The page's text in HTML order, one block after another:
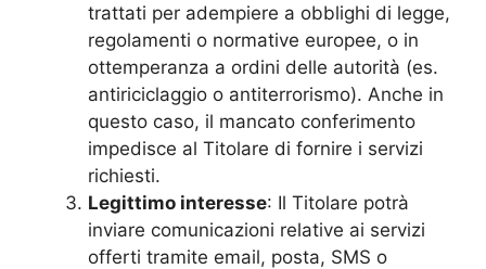
trattati per adempiere a obblighi di legge,
regolamenti o normative europee, o in
ottemperanza a ordini delle autorità (es.
antiriciclaggio o antiterrorismo). Anche in
questo caso, il mancato conferimento
impedisce al Titolare di fornire i servizi
richiesti.
Legittimo interesse: Il Titolare potrà
inviare comunicazioni relative ai servizi
offerti tramite email, posta, SMS o